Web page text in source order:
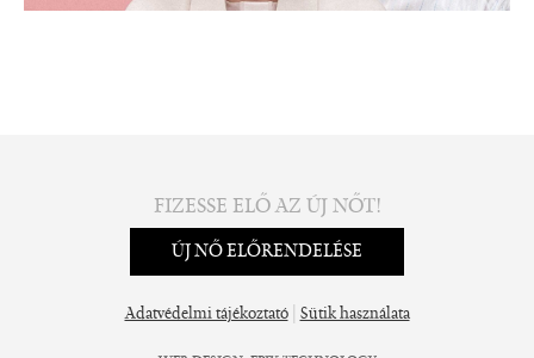
FIZESSE ELŐ AZ ÚJ NŐT!
ÚJ NŐ ELŐRENDELÉSE
Adatvédelmi tájékoztató| Sütik használata